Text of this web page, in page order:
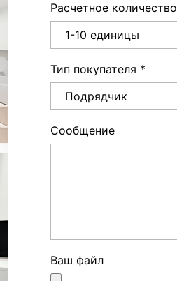
Расчетное количество
Тип покупателя *
Сообщение
Ваш файл